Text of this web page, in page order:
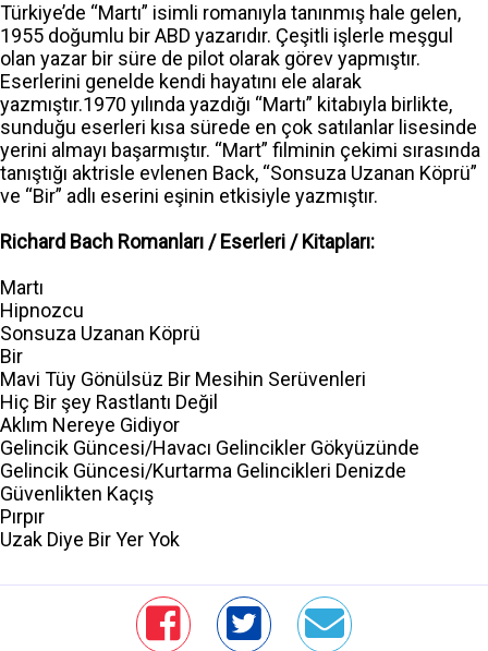
Türkiye’de “Martı” isimli romanıyla tanınmış hale gelen,
1955 doğumlu bir ABD yazarıdır. Çeşitli işlerle meşgul
olan yazar bir süre de pilot olarak görev yapmıştır.
Eserlerini genelde kendi hayatını ele alarak
yazmıştır.1970 yılında yazdığı “Martı” kitabıyla birlikte,
sunduğu eserleri kısa sürede en çok satılanlar lisesinde
yerini almayı başarmıştır. “Mart” filminin çekimi sırasında
tanıştığı aktrisle evlenen Back, “Sonsuza Uzanan Köprü”
ve “Bir” adlı eserini eşinin etkisiyle yazmıştır.
Richard Bach Romanları / Eserleri / Kitapları:
Martı
Hipnozcu
Sonsuza Uzanan Köprü
Bir
Mavi Tüy Gönülsüz Bir Mesihin Serüvenleri
Hiç Bir şey Rastlantı Değil
Aklım Nereye Gidiyor
Gelincik Güncesi/Havacı Gelincikler Gökyüzünde
Gelincik Güncesi/Kurtarma Gelincikleri Denizde
Güvenlikten Kaçış
Pırpır
Uzak Diye Bir Yer Yok